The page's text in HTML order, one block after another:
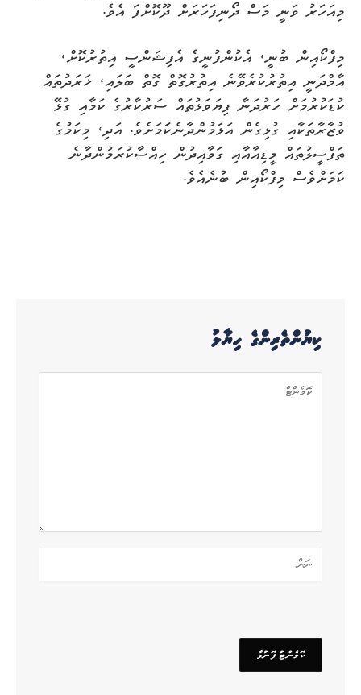
މިއަހަރު ވަނީ މަސް ދޯނިފަހަރަށް ދޫކޮށްފަ އެވެ.
މިފްކޯއިން ބުނީ، އެކުންފުނީގެ އެފިޝަންސީ އިތުރުކޮށް،
އާމްދަނީ އިތުރުކުރެވޭނެ އިތުރުގޮތް ގޮތް ބަލައި، ޚަރަދުތައް
ކުޑަކުރުމަށް ހަރުދަނާ ފިޔަވަޅުތައް ސަރުކާރުގެ ކަމާއި ގުޅޭ
ވުޒާރާތަކާއި ގުޅިގެން އަޅަމުންދާނެކަަމަށެވެ. އަދި، މިކަމުގެ
ތަފްސީލުތައް މީޑިއާއާއި ގަވާއިދުން ހިއްސާކުރަމުންދާނެ
ކަމަށްވެސް މިފްކޯއިން ބުނެއެވެ.
ކިޔުންތެރިންގެ ހިޔާލު